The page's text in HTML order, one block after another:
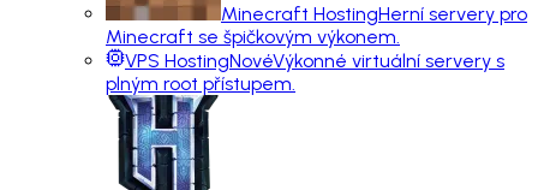
Minecraft HostingHerní servery pro
Minecraft se špičkovým výkonem.
VPS HostingNovéVýkonné virtuální servery s
plným root přístupem.